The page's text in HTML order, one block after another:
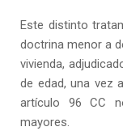
Este distinto
doctrina menor a
vivienda,
de edad, una vez
artículo 96 CC
mayores.